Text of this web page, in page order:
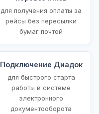
для получения оплаты за
рейсы без пересылки
бумаг почтой
Подключение Диадок
для быстрого старта
работы в системе
электронного
документооборота